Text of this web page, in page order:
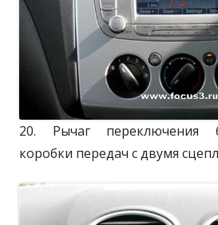
20. Рычаг переключения
коробки передач с двумя